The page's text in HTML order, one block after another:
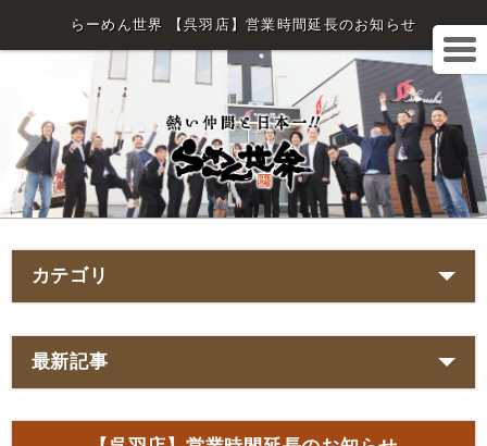
らーめん世界 【呉羽店】営業時間延長のお知らせ
カテゴリ
最新記事